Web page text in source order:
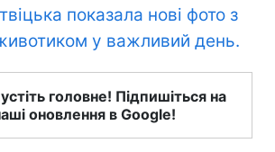
показала нові фото з
у важливий день.
головне! Підпишіться на
оновлення в Google!